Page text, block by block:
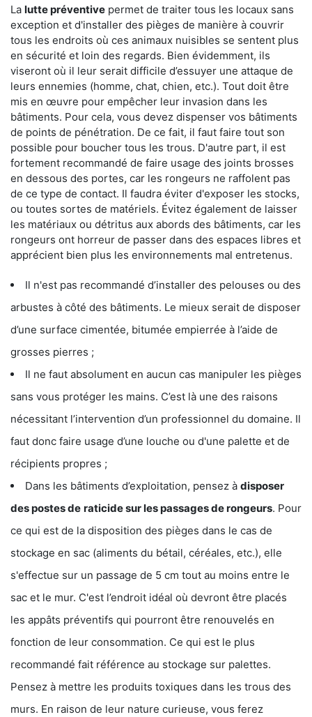
La lutte préventive permet de traiter tous les locaux sans
exception et d'installer des pièges de manière à couvrir
tous les endroits où ces animaux nuisibles se sentent plus
en sécurité et loin des regards. Bien évidemment, ils
viseront où il leur serait difficile d’essuyer une attaque de
leurs ennemies (homme, chat, chien, etc.). Tout doit être
mis en œuvre pour empêcher leur invasion dans les
bâtiments. Pour cela, vous devez dispenser vos bâtiments
de points de pénétration. De ce fait, il faut faire tout son
possible pour boucher tous les trous. D'autre part, il est
fortement recommandé de faire usage des joints brosses
en dessous des portes, car les rongeurs ne raffolent pas
de ce type de contact. Il faudra éviter d'exposer les stocks,
ou toutes sortes de matériels. Évitez également de laisser
les matériaux ou détritus aux abords des bâtiments, car les
rongeurs ont horreur de passer dans des espaces libres et
apprécient bien plus les environnements mal entretenus.
Il n'est pas recommandé d’installer des pelouses ou des
arbustes à côté des bâtiments. Le mieux serait de disposer
d’une surface cimentée, bitumée empierrée à l’aide de
grosses pierres ;
Il ne faut absolument en aucun cas manipuler les pièges
sans vous protéger les mains. C’est là une des raisons
nécessitant l’intervention d’un professionnel du domaine. Il
faut donc faire usage d’une louche ou d'une palette et de
récipients propres ;
Dans les bâtiments d’exploitation, pensez à disposer
des postes de raticide sur les passages de rongeurs. Pour
ce qui est de la disposition des pièges dans le cas de
stockage en sac (aliments du bétail, céréales, etc.), elle
s'effectue sur un passage de 5 cm tout au moins entre le
sac et le mur. C'est l’endroit idéal où devront être placés
les appâts préventifs qui pourront être renouvelés en
fonction de leur consommation. Ce qui est le plus
recommandé fait référence au stockage sur palettes.
Pensez à mettre les produits toxiques dans les trous des
murs. En raison de leur nature curieuse, vous ferez